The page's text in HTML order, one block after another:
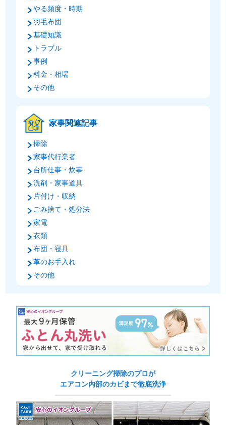
やる頻度・時期
羽毛布団
基礎知識
トラブル
事例
料金・相場
その他
家事関連記事
掃除
家事代行業者
台所仕事・炊事
洗剤・家事道具
片付け・収納
ごみ捨て・処分法
家電
衣類
布団・寝具
革のお手入れ
その他
クリーニング掃除のプロが
エアコン内部のカビまで徹底洗浄